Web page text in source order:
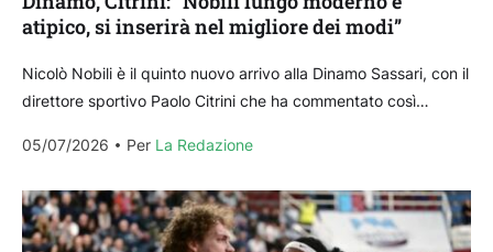
atipico, si inserirà nel migliore dei modi”
Nicolò Nobili è il quinto nuovo arrivo alla Dinamo Sassari, con il
direttore sportivo Paolo Citrini che ha commentato così
05/07/2026
Per La Redazione